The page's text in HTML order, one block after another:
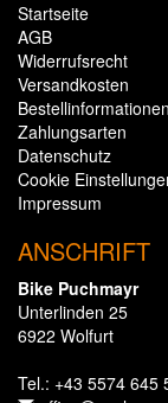
Startseite
AGB
Widerrufsrecht
Versandkosten
Bestellinformationen
Zahlungsarten
Datenschutz
Cookie
Impressum
ANSCHRIFT
Bike Puchmayr
Unterlinden 25
6922 Wolfurt
Tel.: +43 5574 645